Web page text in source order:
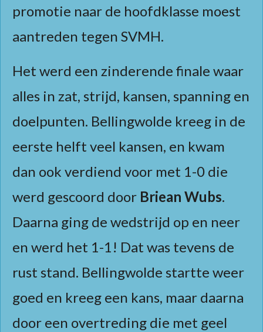
promotie naar de hoofdklasse moest
aantreden tegen SVMH.
Het werd een zinderende finale waar
alles in zat, strijd, kansen, spanning en
doelpunten. Bellingwolde kreeg in de
eerste helft veel kansen, en kwam
dan ook verdiend voor met 1-0 die
werd gescoord door Briean Wubs.
Daarna ging de wedstrijd op en neer
en werd het 1-1! Dat was tevens de
rust stand. Bellingwolde startte weer
goed en kreeg een kans, maar daarna
door een overtreding die met geel